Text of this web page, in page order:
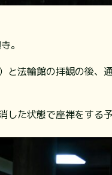
。
と法輪館の拝観の後、
した状態で座禅をする